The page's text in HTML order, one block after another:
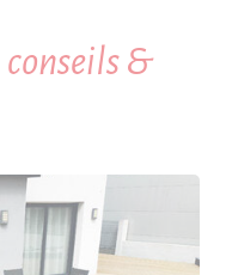
conseils &